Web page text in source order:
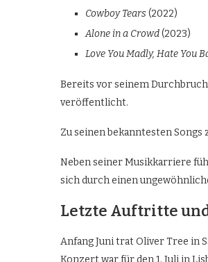
Cowboy Tears (2022)
Alone in a Crowd(2023)
Love You Madly, Hate You
Bereits vor seinem
veröffentlicht.
Zu seinen bekanntesten Songs
Neben seiner Musikkarriere
sich durch einen
Letzte Auftritte
Anfang Juni trat Oliver Tree in
Konzert war für den 1. Juli in